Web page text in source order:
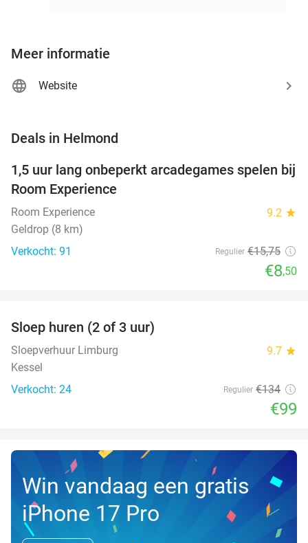
Meer informatie
Website
Deals in Helmond
46%
1,5 uur lang onbeperkt arcadegames spelen bij
Room Experience
Room Experience 9.2 star
Geldrop (8 km)
Verkocht: 91
Regulier €15,75
€8,50
NEW
TODAY
Sloep huren (2 of 3 uur)
Sloepverhuur Limburg 9.7 star
Kessel
Verkocht: 24
Regulier €134
€99
Win vandaag een gratis
iPhone 17 Pro